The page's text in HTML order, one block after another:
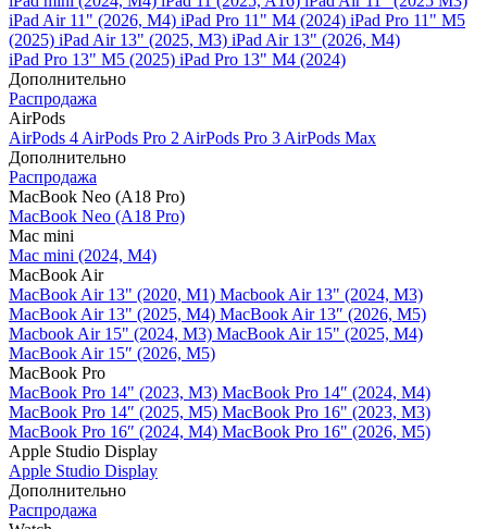
iPad Air 11" (2026, M4) iPad Pro 11" M4 (2024) iPad Pro 11" M5
(2025) iPad Air 13" (2025, M3) iPad Air 13" (2026, M4)
iPad Pro 13" M5 (2025) iPad Pro 13" M4 (2024)
Дополнительно
Распродажа
AirPods
AirPods 4 AirPods Pro 2 AirPods Pro 3 AirPods Max
Дополнительно
Распродажа
MacBook Neo (A18 Pro)
MacBook Neo (A18 Pro)
Mac mini
Mac mini (2024, M4)
MacBook Air
MacBook Air 13" (2020, M1) Macbook Air 13" (2024, M3)
MacBook Air 13" (2025, M4) MacBook Air 13″ (2026, M5)
Macbook Air 15" (2024, M3) MacBook Air 15" (2025, M4)
MacBook Air 15″ (2026, M5)
MacBook Pro
MacBook Pro 14" (2023, M3) MacBook Pro 14″ (2024, M4)
MacBook Pro 14″ (2025, M5) MacBook Pro 16" (2023, M3)
MacBook Pro 16″ (2024, M4) MacBook Pro 16" (2026, M5)
Apple Studio Display
Apple Studio Display
Дополнительно
Распродажа